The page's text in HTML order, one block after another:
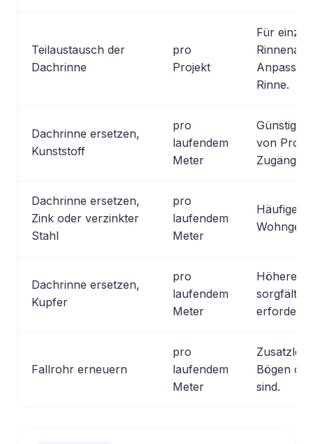
Teilaustausch der
Dachrinne
pro
Projekt
Für
Rinne.
Dachrinne ersetzen,
Kunststoff
pro
laufendem
Meter
Günstige
von
Dachrinne ersetzen,
Zink oder verzinkter
Stahl
pro
laufendem
Meter
Häufige
Dachrinne ersetzen,
Kupfer
pro
laufendem
Meter
Höherer
Fallrohr erneuern
pro
laufendem
Meter
Bögen
sind.